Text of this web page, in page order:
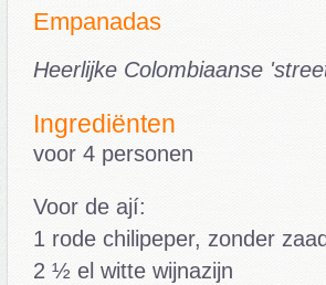
Empanadas
Heerlijke Colombiaanse
Ingrediënten
voor 4 personen
Voor de ají:
1 rode chilipeper, zonder
2 ½ el witte wijnazijn